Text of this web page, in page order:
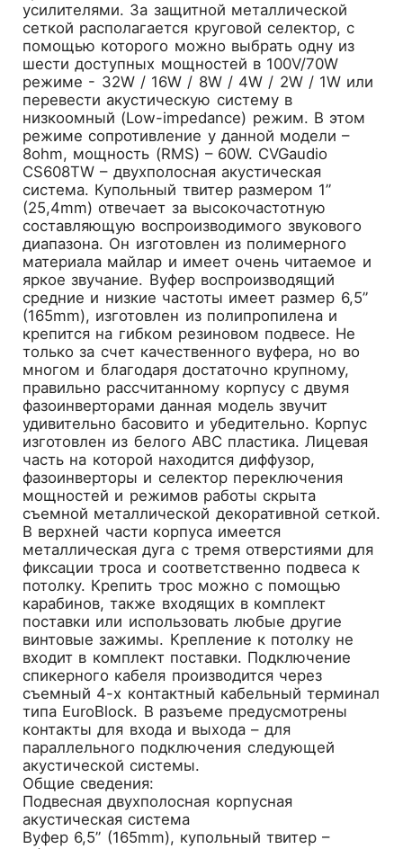
усилителями. За защитной металлической
сеткой располагается круговой селектор, с
помощью которого можно выбрать одну из
шести доступных мощностей в 100V/70W
режиме - 32W / 16W / 8W / 4W / 2W / 1W или
перевести акустическую систему в
низкоомный (Low-impedance) режим. В этом
режиме сопротивление у данной модели –
8ohm, мощность (RMS) – 60W. CVGaudio
CS608TW – двухполосная акустическая
система. Купольный твитер размером 1”
(25,4mm) отвечает за высокочастотную
составляющую воспроизводимого звукового
диапазона. Он изготовлен из полимерного
материала майлар и имеет очень читаемое и
яркое звучание. Вуфер воспроизводящий
средние и низкие частоты имеет размер 6,5”
(165mm), изготовлен из полипропилена и
крепится на гибком резиновом подвесе. Не
только за счет качественного вуфера, но во
многом и благодаря достаточно крупному,
правильно рассчитанному корпусу с двумя
фазоинверторами данная модель звучит
удивительно басовито и убедительно. Корпус
изготовлен из белого ABC пластика. Лицевая
часть на которой находится диффузор,
фазоинверторы и селектор переключения
мощностей и режимов работы скрыта
съемной металлической декоративной сеткой.
В верхней части корпуса имеется
металлическая дуга с тремя отверстиями для
фиксации троса и соответственно подвеса к
потолку. Крепить трос можно с помощью
карабинов, также входящих в комплект
поставки или использовать любые другие
винтовые зажимы. Крепление к потолку не
входит в комплект поставки. Подключение
спикерного кабеля производится через
съемный 4-х контактный кабельный терминал
типа EuroBlock. В разъеме предусмотрены
контакты для входа и выхода – для
параллельного подключения следующей
акустической системы.
Общие сведения:
Подвесная двухполосная корпусная
акустическая система
Вуфер 6,5” (165mm), купольный твитер –